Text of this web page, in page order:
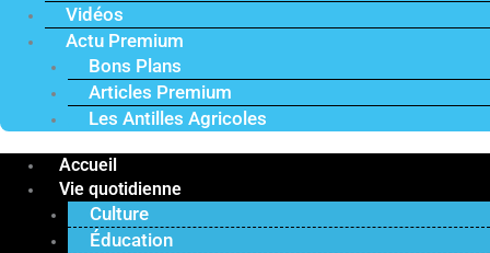
Vidéos
Actu Premium
Bons Plans
Articles Premium
Les Antilles Agricoles
Accueil
Vie quotidienne
Culture
Éducation